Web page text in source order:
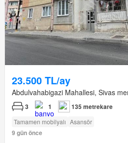
23.500 TL/ay
Abdulvahabigazi Mahallesi, Sivas
3 1 135 metrekare
Tamamen mobilyalı Asansör
9 gün önce